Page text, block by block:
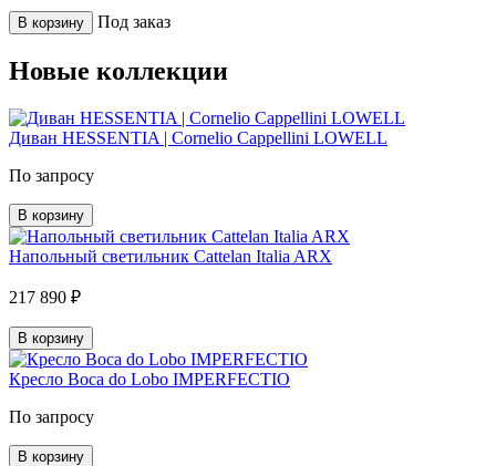
В корзину Под заказ
Новые коллекции
Диван HESSENTIA | Cornelio Cappellini LOWELL
По запросу
В корзину
Напольный светильник Cattelan Italia ARX
217 890 ₽
В корзину
Кресло Boca do Lobo IMPERFECTIO
По запросу
В корзину